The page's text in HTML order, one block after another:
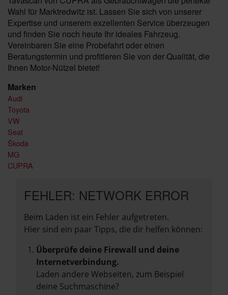
Wahl für Marktredwitz ist. Lassen Sie sich von unserer
Expertise und unserem exzellenten Service überzeugen
und finden Sie noch heute Ihr ideales Fahrzeug.
Vereinbaren Sie eine Probefahrt oder einen
Beratungstermin und profitieren Sie von der Qualität, die
Ihnen Motor-Nützel bietet!
Marken
Audi
Toyota
VW
Seat
Škoda
MG
CUPRA
FEHLER: NETWORK ERROR
Beim Laden ist ein Fehler aufgetreten.
Hier sind ein paar Tipps, die dir helfen können:
Überprüfe deine Firewall und deine
Internetverbindung.
Laden andere Webseiten, zum Beispiel
deine Suchmaschine?